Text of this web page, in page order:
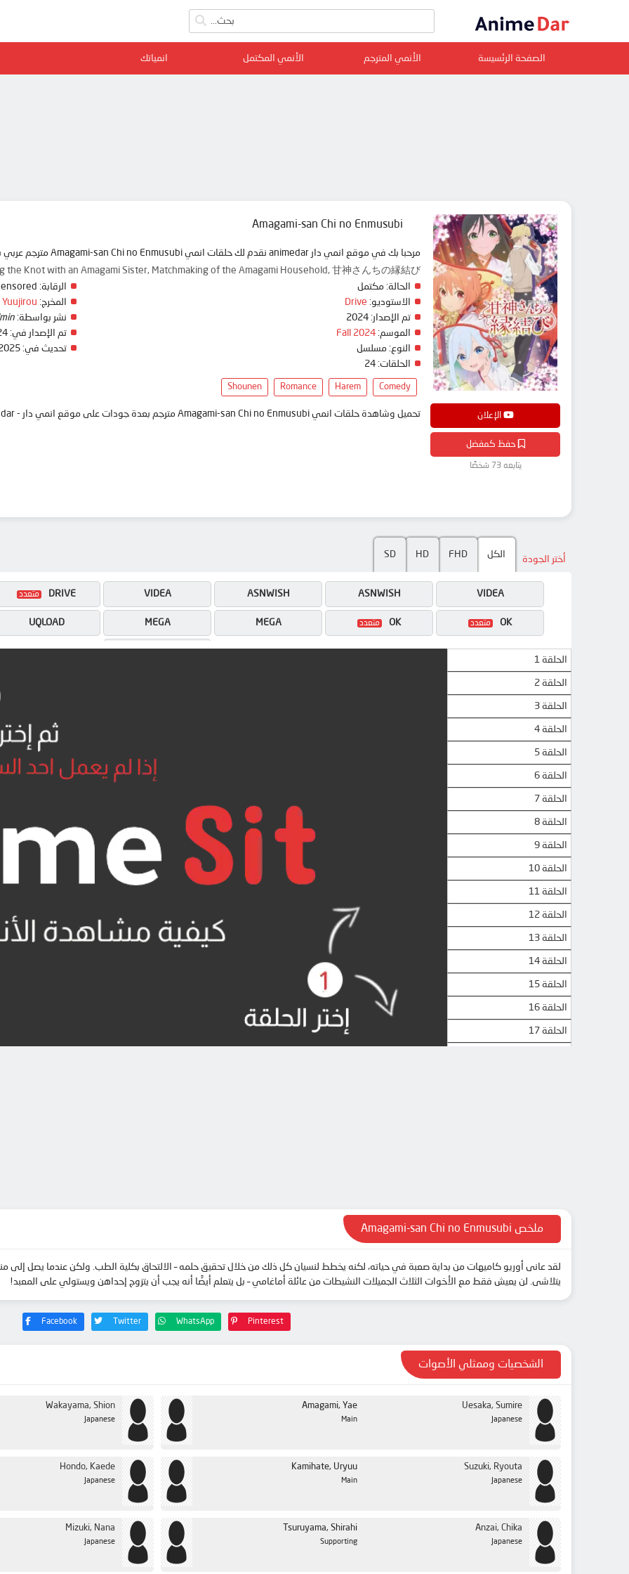
الصفحة الرئسيسة الأنمي المترجم الأنمي المكتمل انمياتك
الإعلان
حفظ كمفضل
يتابعه 73 شخصًا
Amagami-san Chi no Enmusubi
مرحبا بك في موقع انمي دار animedar نقدم لك حلقات انمي Amagami-san Chi no Enmusubi مترجم عربي بجودة عالية على سرفرات متعددة, مشاهدة ممتعة
the Knot with an Amagami Sister, Matchmaking of the Amagami Household, 甘神さんちの縁結び
الحالة: مكتمل
الاستوديو: Drive
تم الإصدار:
الموسم: Fall 2024
النوع: مسلسل
الحلقات:
الرقابة:
المخرج: Yuujirou
نشر بواسطة:
تم الإصدار في:
تحديث في:
Comedy
Harem
Romance
Shounen
تحميل وشاهدة حلقات انمي Amagami-san Chi no Enmusubi مترجم بعدة جودات على موقع انمي دار - animedar
أختر الجودة الكل FHD
HD
SD
UQLOAD MEGA OK
MEGA OK
MP4UPLOAD
VIDEA
ASNWISH
ASNWISH
VIDEA
DRIVE
الحلقة 1
الحلقة 2
الحلقة 3
الحلقة 4
الحلقة 5
الحلقة 6
الحلقة 7
الحلقة 8
الحلقة 9
الحلقة 10
الحلقة 11
الحلقة 12
الحلقة 13
الحلقة 14
الحلقة 15
الحلقة 16
الحلقة 17
ملخص Amagami-san Chi no Enmusubi
لقد عانى أوريو كاميهات من بداية صعبة في حياته، لكنه يخطط لنسيان كل ذلك من خلال تحقيق حلمه – الالتحاق بكلية الطب. ولكن عندما يصل إلى
يتلاشى. لن يعيش فقط مع الأخوات الثلاث الجميلات النشيطات من عائلة أماغامي – بل يتعلم أيضًا أنه يجب أن يتزوج إحداهن ويستولي على المعبد!
Facebook Twitter WhatsApp Pinterest
الشخصيات وممثلي الأصوات
Wakayama, Shion
Japanese
Amagami, Yae
Main
Uesaka, Sumire
Japanese
Hondo, Kaede
Japanese
Kamihate, Uryuu
Main
Suzuki, Ryouta
Japanese
Mizuki, Nana
Japanese
Tsuruyama, Shirahi
Supporting
Anzai, Chika
Japanese